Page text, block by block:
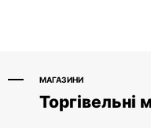
МАГАЗИНИ
Торгівельні